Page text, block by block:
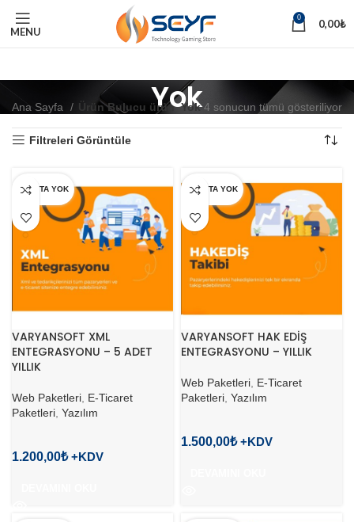
MENU
0 0,00₺
Yok
Ana Sayfa Ürün Bulucu ürün Yok 4 sonucun tümü gösteriliyor
Filtreleri Görüntüle
STOKTA YOK
VARYANSOFT XML
ENTEGRASYONU – 5 ADET
YILLIK
Web Paketleri E-Ticaret
Paketleri Yazılım
1.200,00₺
STOKTA YOK
VARYANSOFT HAK EDİŞ
ENTEGRASYONU – YILLIK
Web Paketleri E-Ticaret
Paketleri Yazılım
1.500,00₺